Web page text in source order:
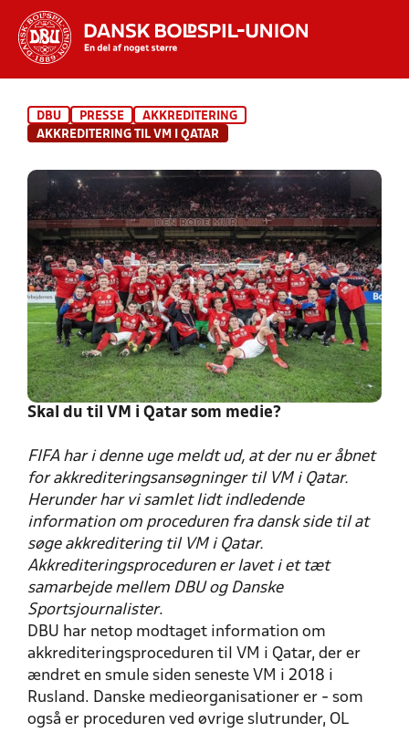
INDHOLD OG NYHEDER
STILLINGER, RESULTATER, KLUBBER OG
HOLD
DBU PRESSE
AKKREDITERING
AKKREDITERING TIL VM I QATAR
Skal du til VM i Qatar som medie?
FIFA har i denne uge meldt ud, at der nu er åbnet
for akkrediteringsansøgninger til VM i Qatar.
Herunder har vi samlet lidt indledende
information om proceduren fra dansk side til at
søge akkreditering til VM i Qatar.
Akkrediteringsproceduren er lavet i et tæt
samarbejde mellem DBU og Danske
Sportsjournalister.
DBU har netop modtaget information om
akkrediteringsproceduren til VM i Qatar, der er
ændret en smule siden seneste VM i 2018 i
Rusland. Danske medieorganisationer er - som
også er proceduren ved øvrige slutrunder, OL